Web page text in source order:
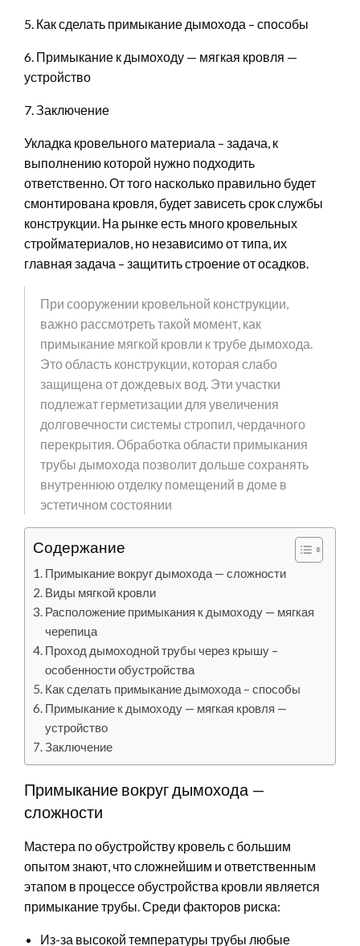
5. Как сделать примыкание дымохода – способы
6. Примыкание к дымоходу — мягкая кровля —
устройство
7. Заключение
Укладка кровельного материала – задача, к
выполнению которой нужно подходить
ответственно. От того насколько правильно будет
смонтирована кровля, будет зависеть срок службы
конструкции. На рынке есть много кровельных
стройматериалов, но независимо от типа, их
главная задача – защитить строение от осадков.
При сооружении кровельной конструкции,
важно рассмотреть такой момент, как
примыкание мягкой кровли к трубе дымохода.
Это область конструкции, которая слабо
защищена от дождевых вод. Эти участки
подлежат герметизации для увеличения
долговечности системы стропил, чердачного
перекрытия. Обработка области примыкания
трубы дымохода позволит дольше сохранять
внутреннюю отделку помещений в доме в
эстетичном состоянии
Содержание
Примыкание вокруг дымохода — сложности
Виды мягкой кровли
Расположение примыкания к дымоходу — мягкая
черепица
Проход дымоходной трубы через крышу –
особенности обустройства
Как сделать примыкание дымохода – способы
Примыкание к дымоходу — мягкая кровля —
устройство
Заключение
Примыкание вокруг дымохода —
сложности
Мастера по обустройству кровель с большим
опытом знают, что сложнейшим и ответственным
этапом в процессе обустройства кровли является
примыкание трубы. Среди факторов риска:
Из-за высокой температуры трубы любые